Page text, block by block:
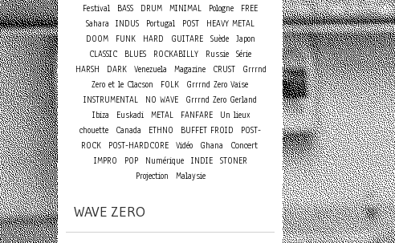
Festival
BASS DRUM MINIMAL Pologne
FREE
Sahara INDUS Portugal POST
HEAVY METAL
DOOM
FUNK HARD GUITARE Suède
Japon
CLASSIC
BLUES ROCKABILLY Russie Série
HARSH
DARK Venezuela Magazine CRUST
Grrrnd
Zero et le Clacson
FOLK
Grrrnd Zero Vaise
INSTRUMENTAL
NO WAVE
Grrrnd Zero Gerland
Ibiza
Euskadi METAL FANFARE
Un lieux
chouette
Canada ETHNO BUFFET FROID
POST-
ROCK
POST-HARDCORE Vidéo Ghana Concert
IMPRO POP Numérique INDIE
STONER
Projection
Malaysie
WAVE ZERO